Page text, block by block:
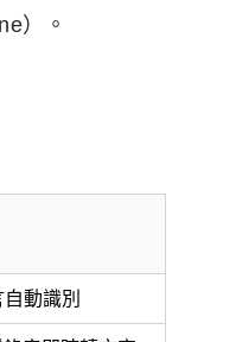
）。
動識別